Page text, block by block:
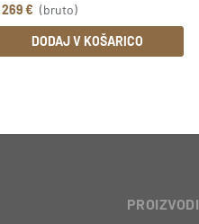
€ (bruto)
DODAJ V KOŠARICO
PROIZVODI